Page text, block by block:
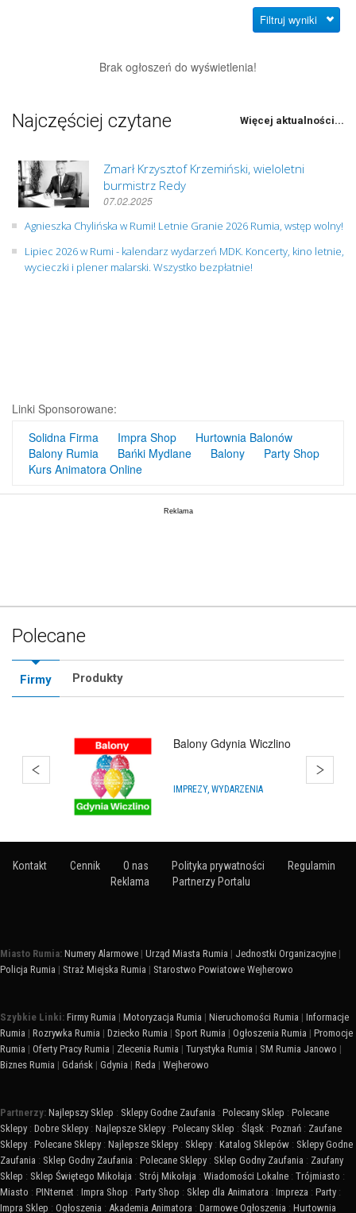
Filtruj wyniki
Brak ogłoszeń do wyświetlenia!
Najczęściej czytane Więcej aktualności...
Zmarł Krzysztof Krzemiński, wieloletni
burmistrz Redy
07.02.2025
Agnieszka Chylińska w Rumi! Letnie Granie 2026 Rumia, wstęp wolny!
Lipiec 2026 w Rumi - kalendarz wydarzeń MDK. Koncerty, kino letnie,
wycieczki i plener malarski. Wszystko bezpłatnie!
Linki Sponsorowane:
Solidna Firma
Impra Shop
Hurtownia Balonów
Balony Rumia
Bańki Mydlane Balony
Party Shop
Kurs Animatora Online
Polecane
Firmy Produkty
Balony Gdynia Wiczlino
IMPREZY, WYDARZENIA
Kontakt Cennik O nas Polityka prywatności
Regulamin
Reklama
Partnerzy Portalu
Miasto Rumia: Numery Alarmowe | Urząd Miasta Rumia | Jednostki Organizacyjne |
Policja Rumia | Straż Miejska Rumia | Starostwo Powiatowe Wejherowo
Szybkie Linki: Firmy Rumia | Motoryzacja Rumia | Nieruchomości Rumia | Informacje
Rumia | Rozrywka Rumia | Dziecko Rumia | Sport Rumia | Ogłoszenia Rumia | Promocje
Rumia | Oferty Pracy Rumia | Zlecenia Rumia | Turystyka Rumia | SM Rumia Janowo |
Biznes Rumia | Gdańsk | Gdynia | Reda | Wejherowo
Partnerzy: Najlepszy Sklep : Sklepy Godne Zaufania : Polecany Sklep : Polecane
Sklepy : Dobre Sklepy : Najlepsze Sklepy : Polecany Sklep : Śląsk : Poznań : Zaufane
Sklepy : Polecane Sklepy : Najlepsze Sklepy : Sklepy : Katalog Sklepów : Sklepy Godne
Zaufania : Sklep Godny Zaufania : Polecane Sklepy : Sklep Godny Zaufania : Zaufany
Sklep : Sklep Świętego Mikołaja : Strój Mikołaja : Wiadomości Lokalne : Trójmiasto :
Miasto : PINternet : Impra Shop : Party Shop : Sklep dla Animatora : Impreza : Party :
Impra Sklep : Ogłoszenia : Akademia Animatora : Darmowe Ogłoszenia : Hurtownia